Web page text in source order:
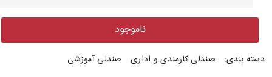
ناموجود
دسته بندی: صندلی کارمندی و اداری صندلی آموزشی